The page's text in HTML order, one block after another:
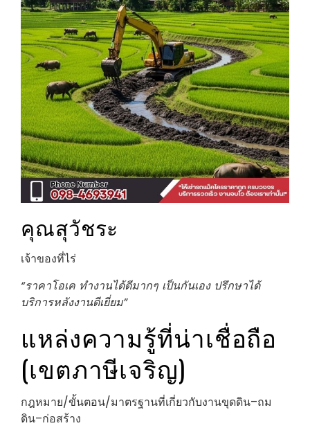
คุณสุวัชระ
เจ้าของที่ไร่
“ราคาโอเค ทำงานได้ดีมากๆ เป็นกันเอง ปรึกษาได้
บริการหลังงานดีเยี่ยม”
แหล่งความรู้ที่น่าเชื่อถือ
(เขตภาษีเจริญ)
กฎหมาย/ขั้นตอน/มาตรฐานที่เกี่ยวกับงานขุดดิน–ถม
ดิน–ก่อสร้าง